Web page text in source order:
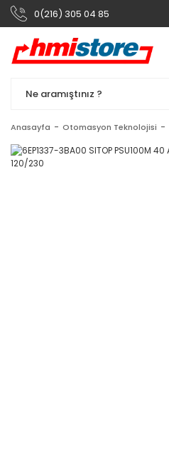
0(216) 305 04 85
Anasayfa Otomasyon Teknolojisi